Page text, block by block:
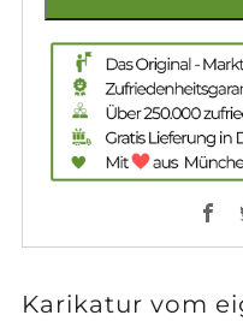
Karikatur vom